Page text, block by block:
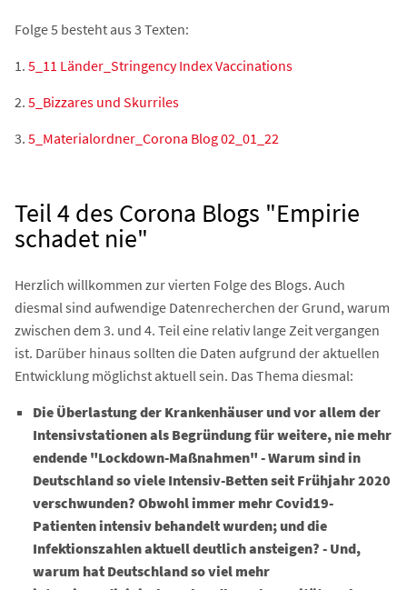
Folge 5 besteht aus 3 Texten:
1. 5_11 Länder_Stringency Index Vaccinations
2. 5_Bizzares und Skurriles
3. 5_Materialordner_Corona Blog 02_01_22
Teil 4 des Corona Blogs "Empirie
schadet nie"
Herzlich willkommen zur vierten Folge des Blogs. Auch
diesmal sind aufwendige Datenrecherchen der Grund, warum
zwischen dem 3. und 4. Teil eine relativ lange Zeit vergangen
ist. Darüber hinaus sollten die Daten aufgrund der aktuellen
Entwicklung möglichst aktuell sein. Das Thema diesmal:
Die Überlastung der Krankenhäuser und vor allem der
Intensivstationen als Begründung für weitere, nie mehr
endende "Lockdown-Maßnahmen" - Warum sind in
Deutschland so viele Intensiv-Betten seit Frühjahr 2020
verschwunden? Obwohl immer mehr Covid19-
Patienten intensiv behandelt wurden; und die
Infektionszahlen aktuell deutlich ansteigen? - Und,
warum hat Deutschland so viel mehr